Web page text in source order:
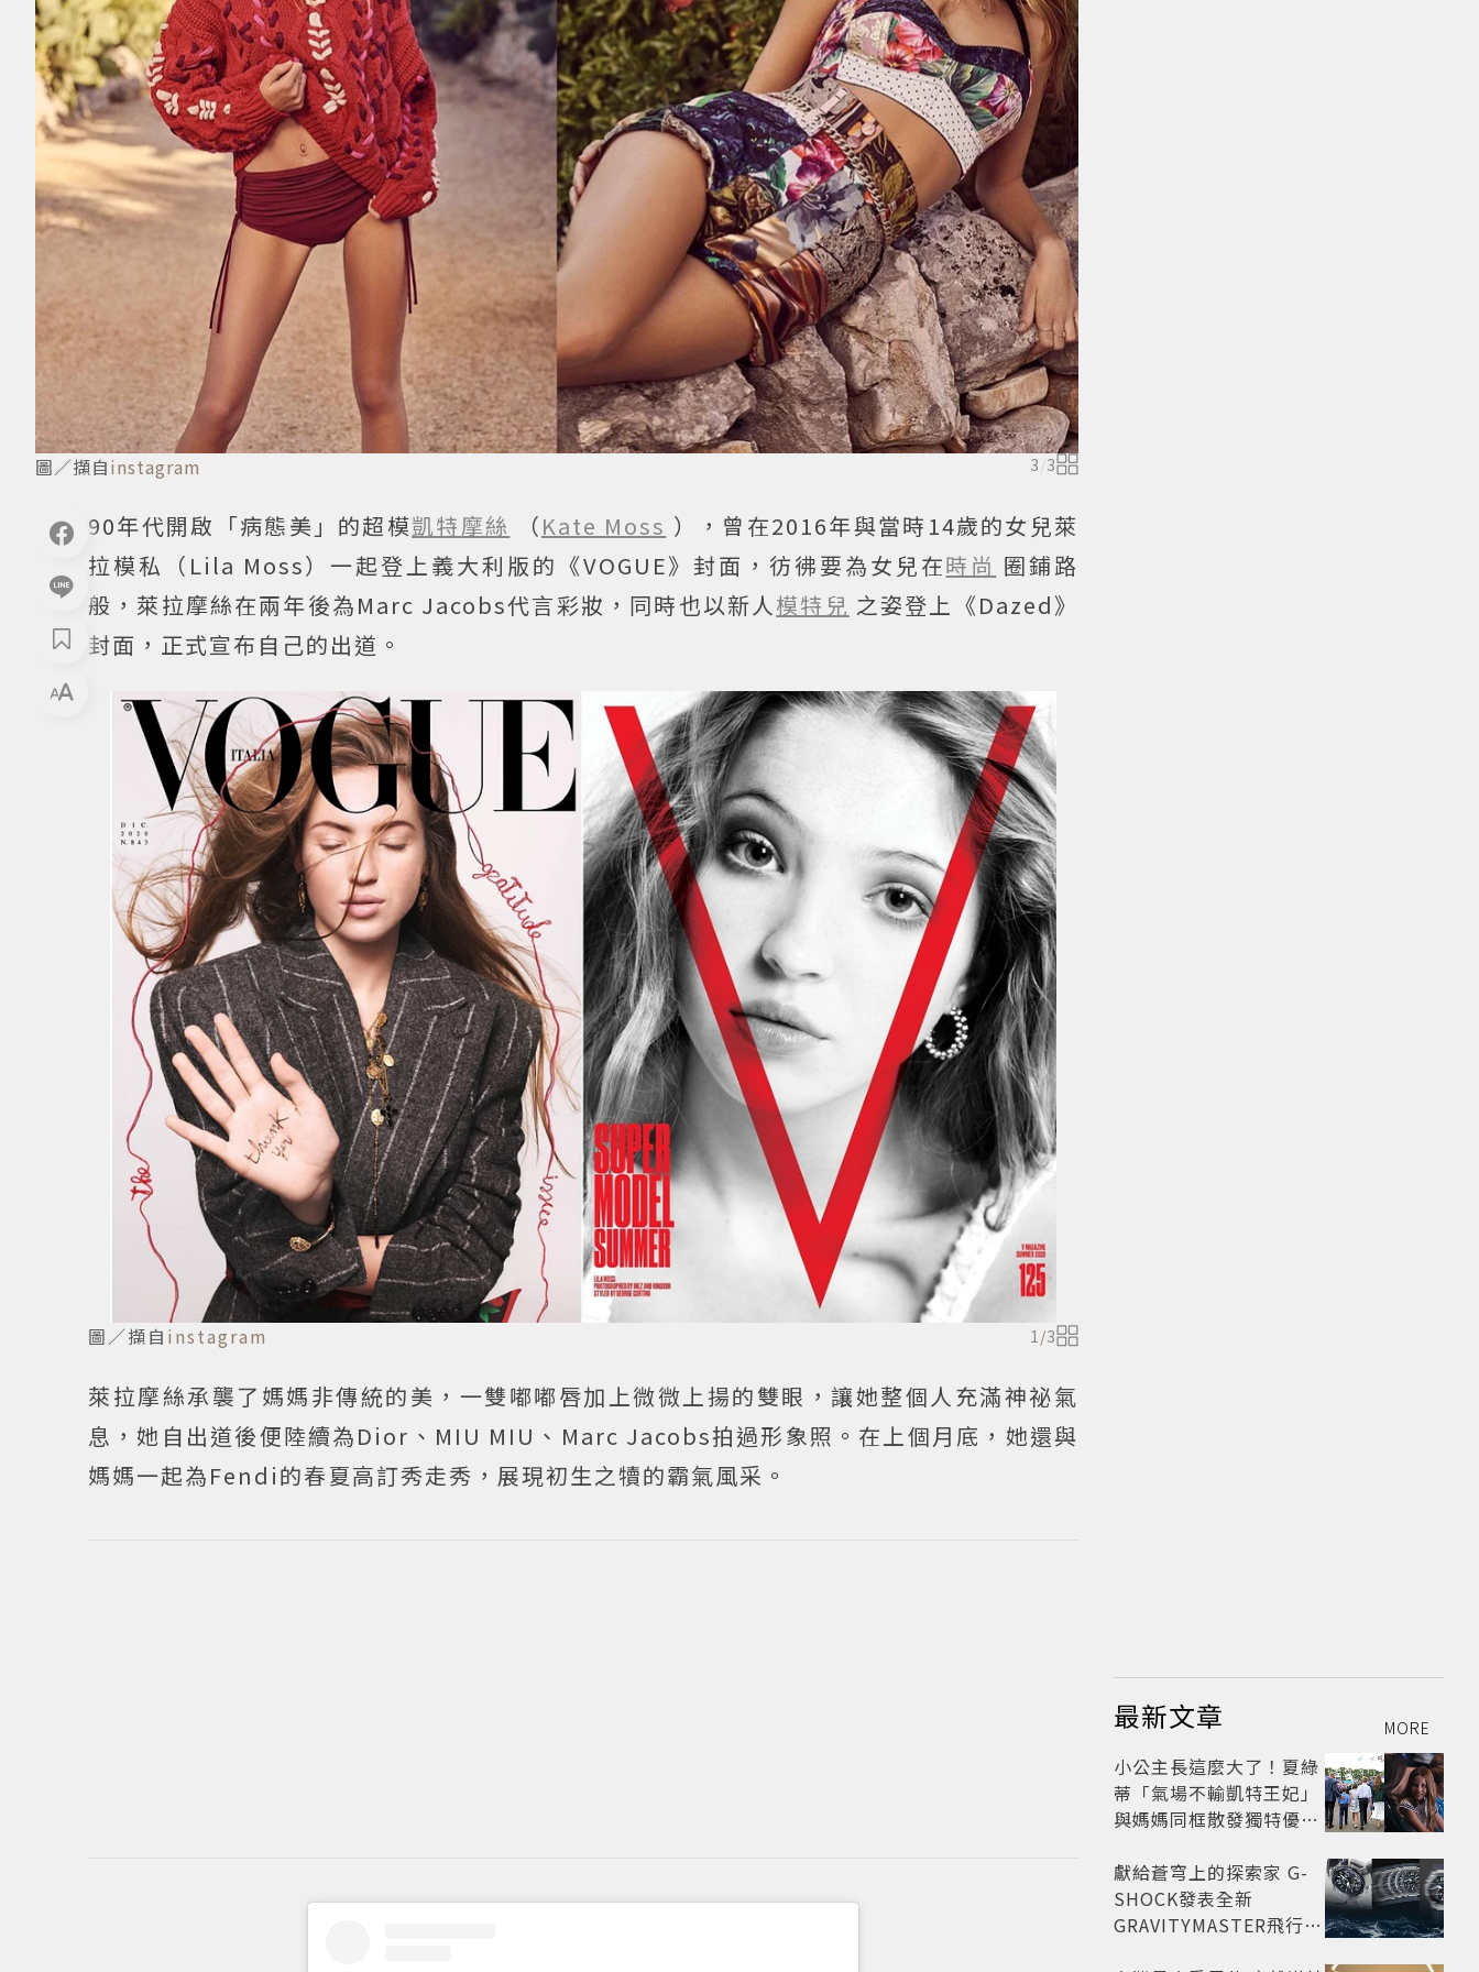
圖／擷自instagram 3/3
90年代開啟「病態美」的超模凱特摩絲 （Kate Moss ），曾在2016年與當時14歲的女兒萊
拉模私（Lila Moss）一起登上義大利版的《VOGUE》封面，彷彿要為女兒在時尚 圈鋪路
般，萊拉摩絲在兩年後為Marc Jacobs代言彩妝，同時也以新人模特兒 之姿登上《Dazed》
封面，正式宣布自己的出道。
圖／擷自 instagram 1 /3
萊拉摩絲承襲了媽媽非傳統的美，一雙嘟嘟唇加上微微上揚的雙眼，讓她整個人充滿神祕氣
息，她自出道後便陸續為Dior、MIU MIU、Marc Jacobs拍過形象照。在上個月底，她還與
媽媽一起為Fendi的春夏高訂秀走秀，展現初生之犢的霸氣風采。
最新文章 MORE
小公主長這麼大了！夏綠
蒂「氣場不輸凱特王妃」
與媽媽同框散發獨特優雅
獻給蒼穹上的探索家 G-
SHOCK發表全新
GRAVITYMASTER飛行表